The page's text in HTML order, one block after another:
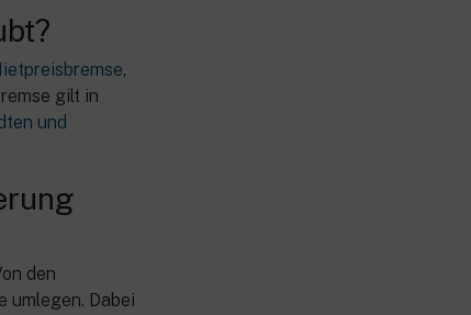
,
gilt in
und
den
umlegen. Dabei